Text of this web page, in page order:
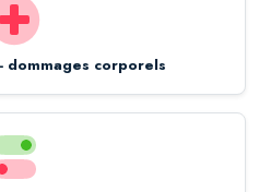
dommages corporels